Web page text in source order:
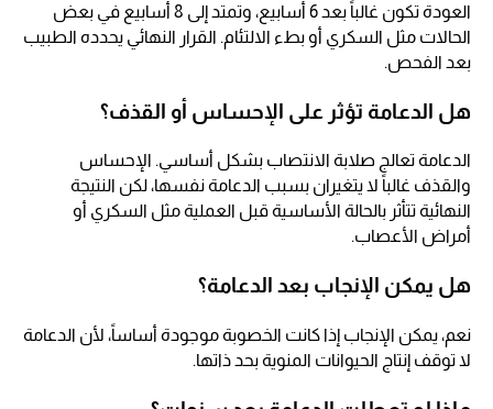
العودة تكون غالباً بعد 6 أسابيع، وتمتد إلى 8 أسابيع في بعض
الحالات مثل السكري أو بطء الالتئام. القرار النهائي يحدده الطبيب
بعد الفحص.
هل الدعامة تؤثر على الإحساس أو القذف؟
الدعامة تعالج صلابة الانتصاب بشكل أساسي. الإحساس
والقذف غالباً لا يتغيران بسبب الدعامة نفسها، لكن النتيجة
النهائية تتأثر بالحالة الأساسية قبل العملية مثل السكري أو
أمراض الأعصاب.
هل يمكن الإنجاب بعد الدعامة؟
نعم، يمكن الإنجاب إذا كانت الخصوبة موجودة أساساً، لأن الدعامة
لا توقف إنتاج الحيوانات المنوية بحد ذاتها.